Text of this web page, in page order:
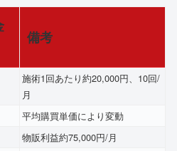
備考
施術1回あたり約20,000円、10回/
月
平均購買単価により変動
物販利益約75,000円/月